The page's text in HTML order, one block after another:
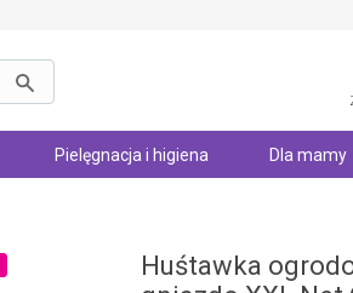
Pielęgnacja i higiena Dla mamy
Huśtawka